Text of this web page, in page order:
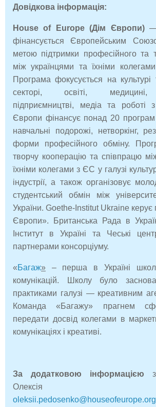
Довідкова інформація:
House of Europe (Дім Європи)—
фінансується Європейським
метою підтримки професійного та
між українцями та їхніми
Програма фокусується на культурі
секторі, освіті, медицині,
підприємництві, медіа та
Європи фінансує понад 20
навчальні подорожі, нетворкінг,
форми професійного обміну.
творчу кооперацію та співпрацю
їхніми колегами з ЄС у галузі
індустрії, а також організовує
студентський обмін між
України. Goethe-Institut Ukraine
Європи». Британська Рада в
Інститут в Україні та Чеські
партнерами консорціуму.
«Багаж» – перша в Україні
комунікацій. Школу було
практиками галузі — креативним
Команда «Багажу» прагнем
передати досвід колегами в
комунікаціях і креативі.
За додатковою інформацією
Олексія